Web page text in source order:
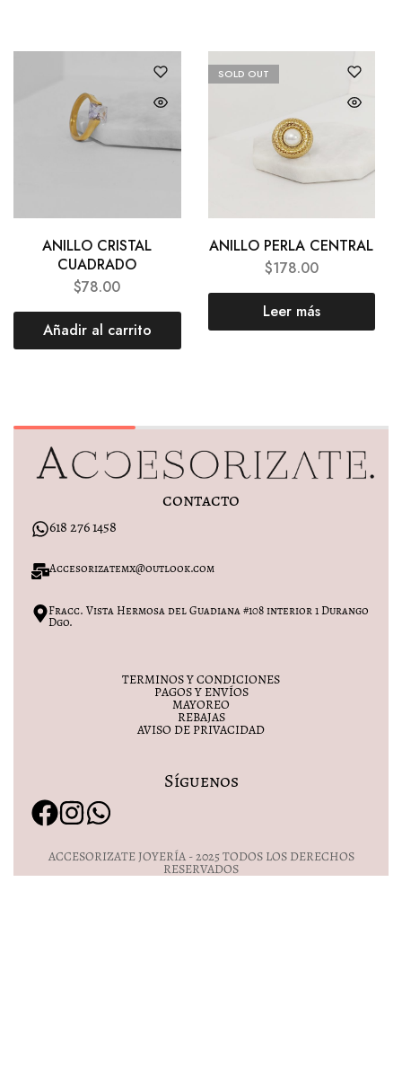
ANILLO CRISTAL
CUADRADO
$78.00
Añadir al carrito
SOLD OUT
ANILLO PERLA CENTRAL
$178.00
Leer más
contacto
618 276 1458
Accesorizatemx@outlook.com
Fracc. Vista Hermosa del Guadiana #108 interior 1 Durango
Dgo.
TERMINOS Y CONDICIONES
PAGOS Y ENVÍOS
MAYOREO
REBAJAS
AVISO DE PRIVACIDAD
Síguenos
ACCESORIZATE JOYERÍA - 2025 TODOS LOS DERECHOS
RESERVADOS